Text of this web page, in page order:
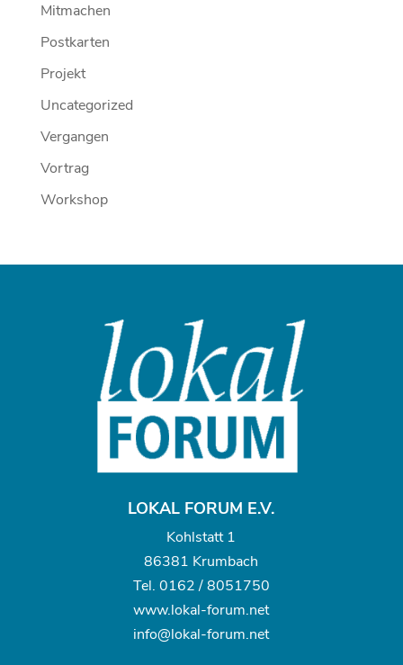
Mitmachen
Postkarten
Projekt
Uncategorized
Vergangen
Vortrag
Workshop
LOKAL FORUM E.V.
Kohlstatt 1
86381 Krumbach
Tel. 0162 / 8051750
www.lokal-forum.net
info@lokal-forum.net